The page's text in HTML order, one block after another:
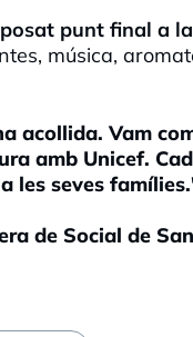
punt final a
música,
acollida. Vam
amb Unicef.
les seves
de Social de